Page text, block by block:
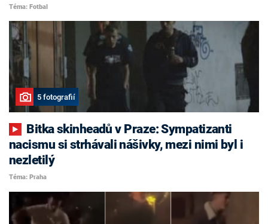
Téma: Fotbal
5 fotografií
nacismu si strhávali nášivky, mezi nimi byl i
nezletilý
Téma: Praha